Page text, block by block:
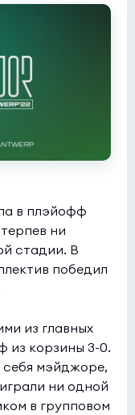
в плэйофф
ни
стадии. В
победил
из главных
из корзины 3-0.
мэйджоре,
ни одной
в групповом